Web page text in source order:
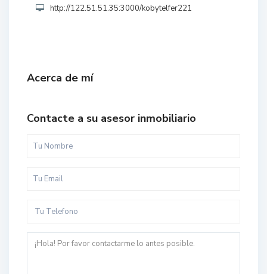
http://122.51.51.35:3000/kobytelfer221
Acerca de mí
Contacte a su asesor inmobiliario